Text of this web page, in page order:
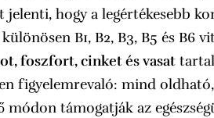
jelenti, hogy a legértékesebb
különösen B1, B2, B3, B5 és B6
foszfort, cinket és vasat
figyelemrevaló: mind
módon támogatják az